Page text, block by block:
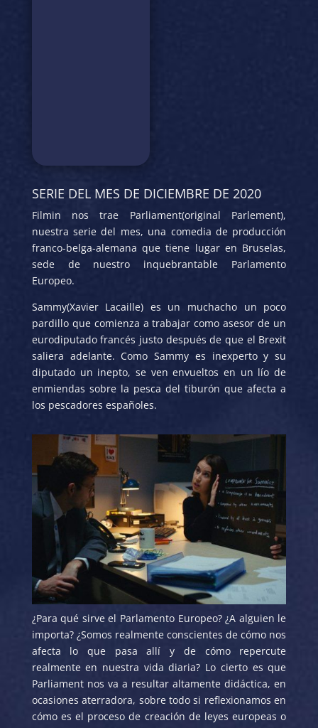
SERIE DEL MES DE DICIEMBRE DE 2020
Filmin nos trae Parliament(original Parlement),
nuestra serie del mes, una comedia de producción
franco-belga-alemana que tiene lugar en Bruselas,
sede de nuestro inquebrantable Parlamento
Europeo.
Sammy(Xavier Lacaille) es un muchacho un poco
pardillo que comienza a trabajar como asesor de un
eurodiputado francés justo después de que el Brexit
saliera adelante. Como Sammy es inexperto y su
diputado un inepto, se ven envueltos en un lío de
enmiendas sobre la pesca del tiburón que afecta a
los pescadores españoles.
¿Para qué sirve el Parlamento Europeo? ¿A alguien le
importa? ¿Somos realmente conscientes de cómo nos
afecta lo que pasa allí y de cómo repercute
realmente en nuestra vida diaria? Lo cierto es que
Parliament nos va a resultar altamente didáctica, en
ocasiones aterradora, sobre todo si reflexionamos en
cómo es el proceso de creación de leyes europeas o